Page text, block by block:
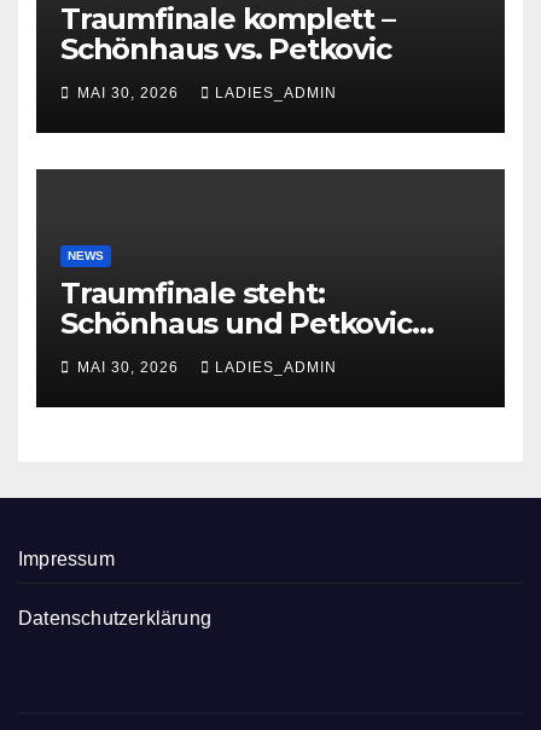
Traumfinale komplett –
Schönhaus vs. Petkovic
MAI 30, 2026 LADIES_ADMIN
NEWS
Traumfinale steht:
Schönhaus und Petkovic
glänzen in Troisdorf
MAI 30, 2026 LADIES_ADMIN
Impressum
Datenschutzerklärung